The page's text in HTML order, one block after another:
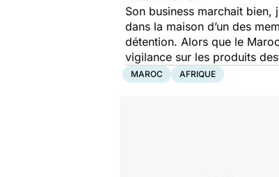
Son business marchait
dans la maison d’un des
détention. Alors que le
vigilance sur les produits
MAROC AFRIQUE